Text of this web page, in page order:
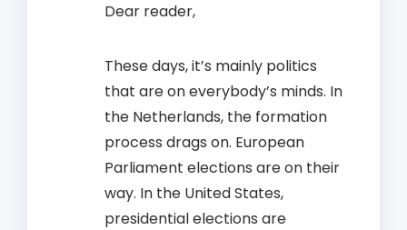
Dear reader,
These days, it’s mainly politics
that are on everybody’s minds. In
the Netherlands, the formation
process drags on. European
Parliament elections are on their
way. In the United States,
presidential elections are